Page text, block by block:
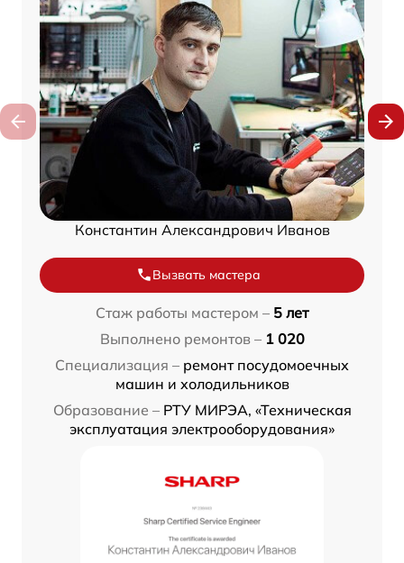
Константин Александрович Иванов
Вызвать мастера
Стаж работы мастером – 5 лет
Выполнено ремонтов – 1 020
Специализация – ремонт посудомоечных
машин и холодильников
Образование – РТУ МИРЭА, «Техническая
эксплуатация электрооборудования»